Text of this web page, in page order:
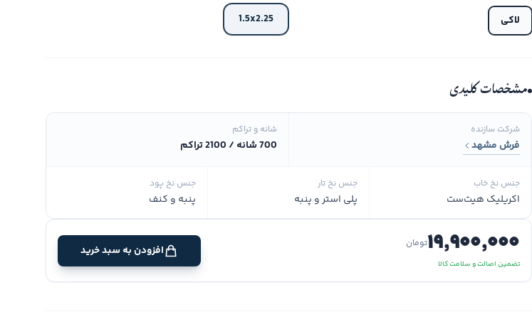
لاکی 1.5x2.25
مشخصات کلیدی
شرکت سازنده
فرش مشهد
شانه و تراکم
700 شانه / 2100 تراکم
جنس نخ خاب
اکریلیک هیت‌ست
جنس نخ تار
پلی استر و پنبه
جنس نخ پود
پنبه و کنف
۱۹٬۹۰۰٬۰۰۰تومان
تضمین اصالت و سلامت کالا
افزودن به سبد خرید